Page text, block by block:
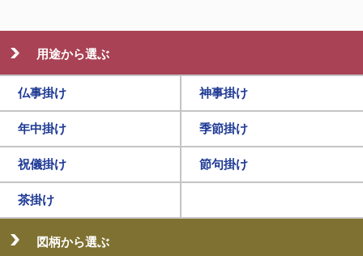
用途から選ぶ
仏事掛け 神事掛け
年中掛け 季節掛け
祝儀掛け 節句掛け
茶掛け
図柄から選ぶ